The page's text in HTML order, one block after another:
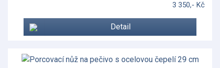
3 350,- Kč
Detail